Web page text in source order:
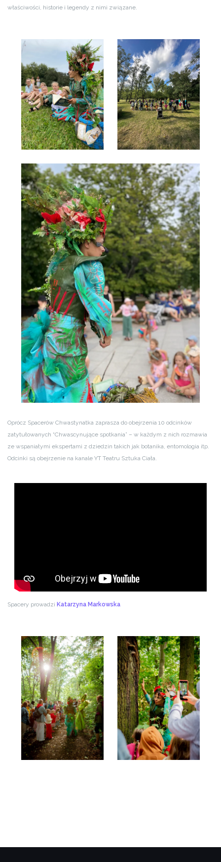
właściwości, historie i legendy z nimi związane.
Oprócz Spacerów Chwastynatka zaprasza do obejrzenia 10 odcinków
zatytułowanych “Chwascynujące spotkania” – w każdym z nich rozmawia
ze wspaniałymi ekspertami z dziedzin takich jak botanika, entomologia itp.
Odcinki są obejrzenie na kanale YT Teatru Sztuka Ciała.
Spacery prowadzi Katarzyna Markowska